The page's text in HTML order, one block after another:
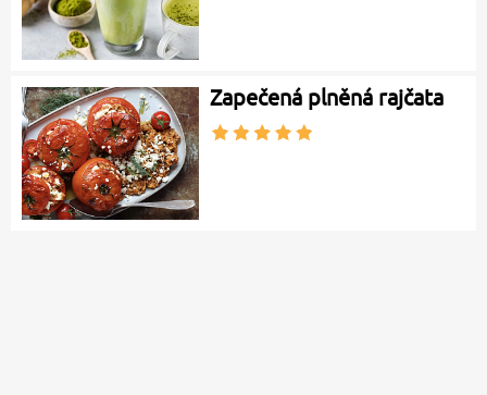
Zapečená plněná rajčata